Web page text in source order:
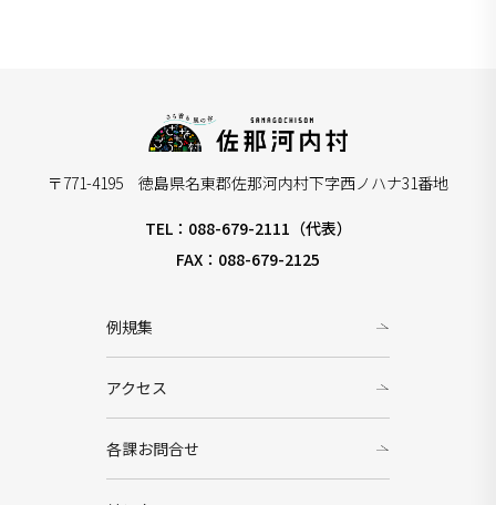
〒771-4195 徳島県名東郡佐那河内村下字西ノハナ31番地
TEL：088-679-2111（代表）
FAX：088-679-2125
例規集
アクセス
各課お問合せ